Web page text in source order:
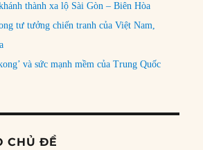
thành xa lộ Sài Gòn – Biên Hòa
tư tưởng chiến tranh của Việt Nam,
và sức mạnh mềm của Trung Quốc
CHỦ ĐỀ